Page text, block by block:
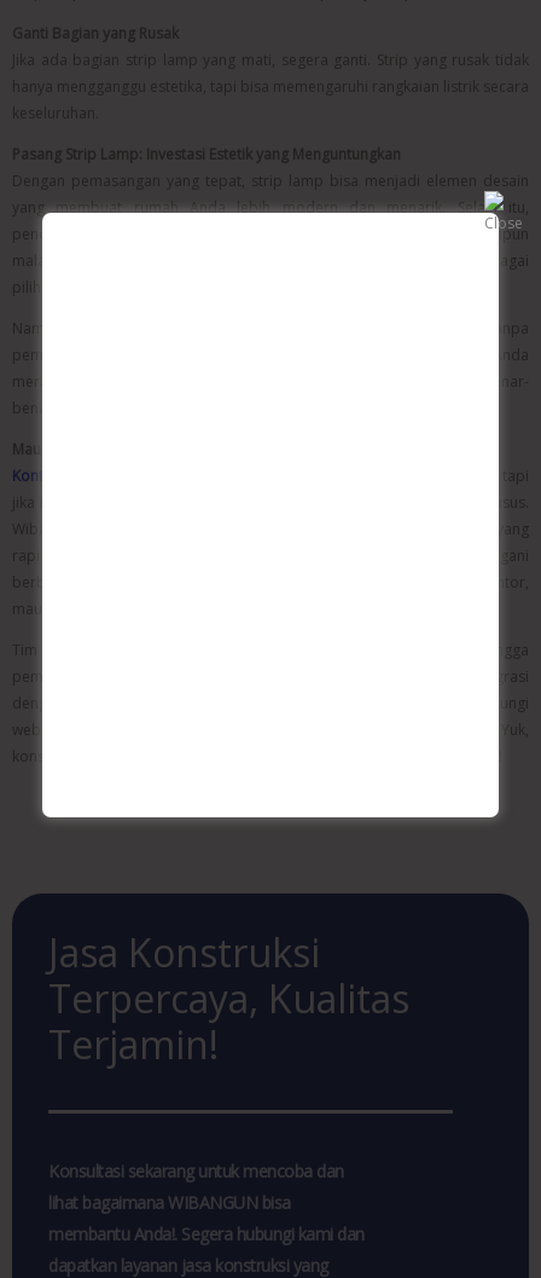
Ganti Bagian yang Rusak
Jika ada bagian strip lamp yang mati, segera ganti. Strip yang rusak tidak
hanya mengganggu estetika, tapi bisa memengaruhi rangkaian listrik secara
keseluruhan.
Pasang Strip Lamp: Investasi Estetik yang Menguntungkan
Dengan pemasangan yang tepat, strip lamp bisa menjadi elemen desain
yang membuat rumah Anda lebih modern dan menarik. Selain itu,
pencahayaannya juga bisa menambah kenyamanan, baik di siang maupun
malam hari. Tak heran bila kini banyak orang beralih ke strip lamp sebagai
pilihan utama pencahayaan tambahan.
Namun, tentu semua hasil maksimal itu tidak akan terjadi tanpa
pemasangan yang rapi dan teknis yang benar. Oleh karena itu, jika Anda
merasa ragu, sebaiknya gunakan jasa profesional untuk hasil yang benar-
benar maksimal.
Mau Pasang Strip Lamp? Percayakan pada Wibangun!
Kontraktor Semarang –
Pasang strip lamp memang terlihat sederhana, tapi
jika ingin hasil yang estetik, awet, dan efisien, dibutuhkan keahlian khusus.
Wibangun hadir untuk membantu Anda mewujudkan pencahayaan yang
rapi dan sesuai konsep interior Anda. Kami berpengalaman menangani
berbagai kebutuhan pemasangan, baik untuk rumah tinggal, kantor,
maupun toko.
Tim kami akan membantu mulai dari konsultasi, perencanaan, hingga
pemasangan akhir. Dan yang lebih menarik, kami juga bisa bantu integrasi
dengan sistem smart lighting untuk kontrol yang lebih praktis.Kunjungi
website kami di
untuk mengetahui lebih lanjut. Yuk,
konsultasikan kebutuhan strip lamp Anda sekarang bersama Wibangun!
Jasa Konstruksi
Terpercaya, Kualitas
Terjamin!
Konsultasi sekarang untuk mencoba dan
lihat bagaimana WIBANGUN bisa
membantu Anda!. Segera hubungi kami dan
dapatkan layanan jasa konstruksi yang